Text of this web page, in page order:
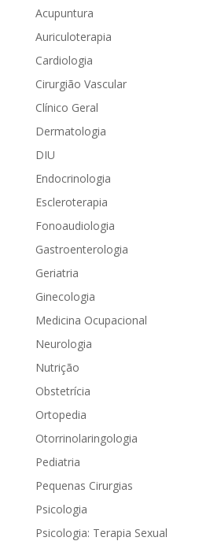
Acupuntura
Auriculoterapia
Cardiologia
Cirurgião Vascular
Clínico Geral
Dermatologia
DIU
Endocrinologia
Escleroterapia
Fonoaudiologia
Gastroenterologia
Geriatria
Ginecologia
Medicina Ocupacional
Neurologia
Nutrição
Obstetrícia
Ortopedia
Otorrinolaringologia
Pediatria
Pequenas Cirurgias
Psicologia
Psicologia: Terapia Sexual